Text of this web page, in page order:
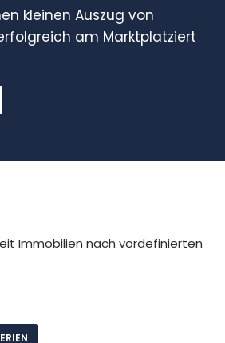
kleinen Auszug von
am Marktplatziert
Immobilien nach vordefinierten